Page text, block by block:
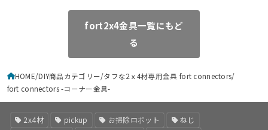
fort2x4金具一覧にもど
る
HOME DIY商品カテゴリー タフな2ｘ4材専用金具 fort connectors
fort connectors -コーナー金具-
2x4材 pickup お掃除ロボット
ねじ